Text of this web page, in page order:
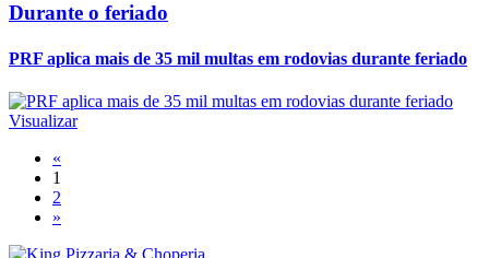
Durante o feriado
PRF aplica mais de 35 mil multas em rodovias durante feriado
Visualizar
«
1
2
»